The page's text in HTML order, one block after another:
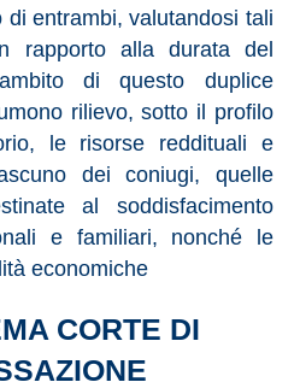
di entrambi, valutandosi tali
rapporto alla durata del
di questo duplice
rilievo, sotto il profilo
le risorse reddituali e
dei coniugi, quelle
al soddisfacimento
e familiari, nonché le
economiche
CORTE DI